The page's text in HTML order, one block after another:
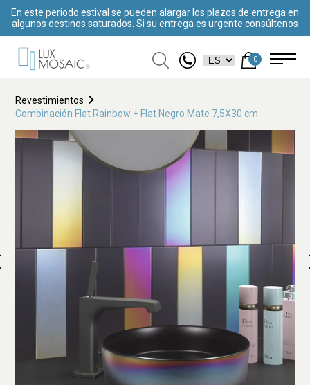
En este periodo estival se pueden alargar los plazos de entrega en
algunos destinos saturados. Si su entrega es urgente consúltenos
0
Revestimientos
Combinación Flat Rainbow + Flat Negro Mate 7,5X30 cm